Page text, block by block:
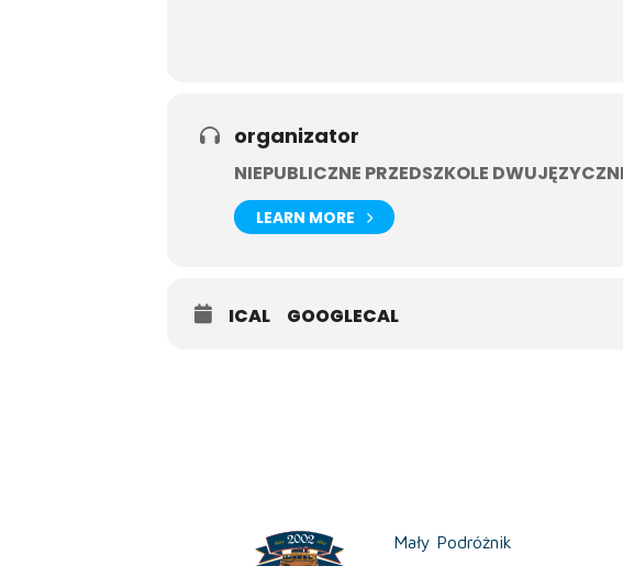
organizator
NIEPUBLICZNE PRZEDSZKOLE
LEARN MORE
ICAL GOOGLECAL
Mały Podróżnik